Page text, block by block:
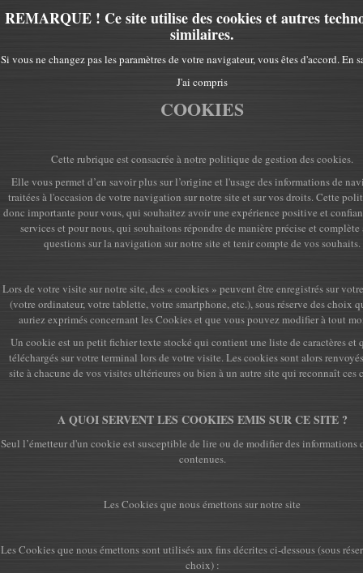
REMARQUE ! Ce site utilise des cookies et autres
similaires.
Si vous ne changez pas les paramètres de votre navigateur, vous êtes d'accord.En
J'ai compris
COOKIES
Cette rubrique est consacrée à notre politique de gestion des cookies.
Elle vous permet d’en savoir plus sur l’origine et l'usage des informations de
traitées à l'occasion de votre navigation sur notre site et sur vos droits. Cette
donc importante pour vous, qui souhaitez avoir une expérience positive et
services et pour nous, qui souhaitons répondre de manière précise et complète
questions sur la navigation sur notre site et tenir compte de vos souhaits.
Lors de votre visite sur notre site, des « cookies » peuvent être enregistrés sur
(votre ordinateur, votre tablette, votre smartphone, etc.), sous réserve des choix
auriez exprimés concernant les Cookies et que vous pouvez modifier à tout
Un cookie est un petit fichier texte stocké qui contient une liste de caractères et
téléchargés sur votre terminal lors de votre visite. Les cookies sont alors
site à chacune de vos visites ultérieures ou bien à un autre site qui reconnaît ces
A QUOI SERVENT LES COOKIES EMIS SUR CE SITE ?
Seul l’émetteur d'un cookie est susceptible de lire ou de modifier des informations
contenues.
Les Cookies que nous émettons sur notre site
Les Cookies que nous émettons sont utilisés aux fins décrites ci-dessous (sous
choix) :